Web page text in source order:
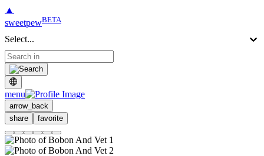
▲
sweetpewBETA
Select...
menu
arrow_back
share
favorite